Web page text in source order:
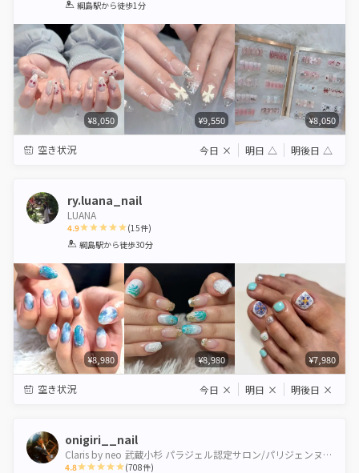
1 2 3 4 5
綱島駅から徒歩1分
¥8,050 ¥9,550 ¥8,050
空き状況 今日 × 明日 △ 明後日 △
ry.luana_nail
LUANA
4.9
1 2 3 4 5
(15件)
綱島駅から徒歩30分
¥8,980 ¥8,980 ¥7,980
空き状況 今日 × 明日 × 明後日 ×
onigiri__nail
Claris by neo 武蔵小杉 パラジェル認定サロン/パリジェンヌ＆healthy導入サロン
4.8 (708件)